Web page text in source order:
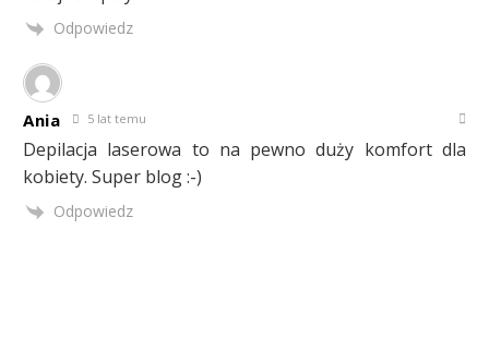
Odpowiedz
Ania 5 lat temu
Depilacja laserowa to na pewno duży komfort dla
kobiety. Super blog :-)
Odpowiedz